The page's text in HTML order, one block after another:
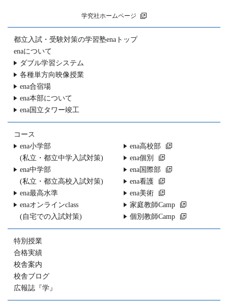
学究社ホームページ
都立入試・受験対策の学習塾enaトップ
enaについて
ダブル学習システム
各種単方向映像授業
ena合宿場
ena本部について
ena国立タワー竣工
コース
ena小学部
(私立・都立中学入試対策)
ena中学部
(私立・都立高校入試対策)
ena最高水準
enaオンラインclass
(自宅での入試対策)
ena高校部
ena個別
ena国際部
ena看護
ena美術
家庭教師Camp
個別教師Camp
特別授業
合格実績
校舎案内
校舎ブログ
広報誌『学』